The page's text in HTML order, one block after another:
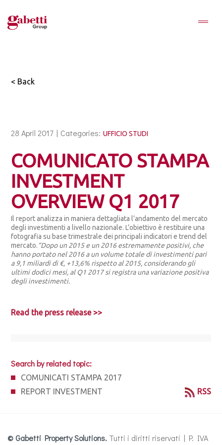
< Back
28 April 2017 | Categories: UFFICIO STUDI
COMUNICATO STAMPA
INVESTMENT
OVERVIEW Q1 2017
Il report analizza in maniera dettagliata l’andamento del mercato
degli investimenti a livello nazionale. L’obiettivo è restituire una
fotografia su base trimestrale dei principali indicatori e trend del
mercato. “Dopo un 2015 e un 2016 estremamente positivi, che
hanno portato nel 2016 a un volume totale di investimenti pari
a 9,1 miliardi di €, +13,6% rispetto al 2015, considerando gli
ultimi dodici mesi, al Q1 2017 si registra una variazione positiva
degli investimenti.
Read the press release >>
Search by related topic:
COMUNICATI STAMPA 2017
REPORT INVESTMENT
RSS
© Gabetti Property Solutions. Tutti i diritti riservati | P. IVA